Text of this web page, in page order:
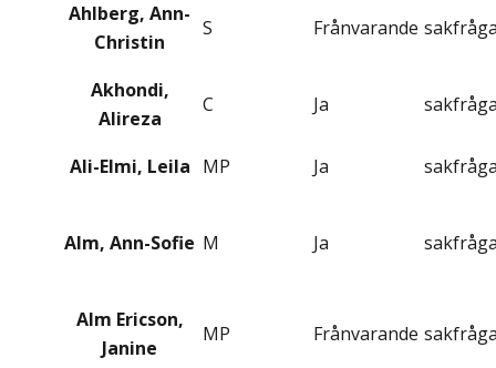
Ahlberg, Ann-
Christin
S Frånvarande
Akhondi,
Alireza
C Ja
Ali-Elmi, Leila MP Ja
Alm, Ann-Sofie M Ja
Alm Ericson,
Janine
MP Frånvarande